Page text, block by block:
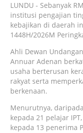
LUNDU - Sebanyak
institusi pengajian
kebajikan di daerah
1448H/2026M
Ahli Dewan
Annuar Adenan
usaha berterusan
rakyat serta
berkenaan.
Menurutnya,
kepada 21 pelajar
kepada 13 penerima